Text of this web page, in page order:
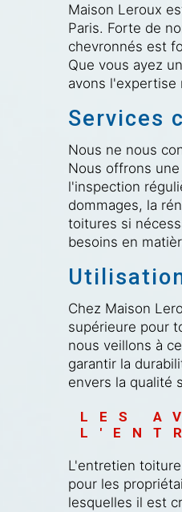
Maison Leroux
Paris. Forte de
chevronnés est
Que vous ayez
avons l'expertise
Services
Nous ne nous
Nous offrons
l'inspection
dommages, la
toitures si
besoins en
Chez Maison
supérieure pour
nous veillons à
garantir la
envers la qualité
LES
L'entretien
pour les
lesquelles il est